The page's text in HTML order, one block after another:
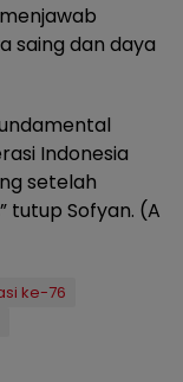
saing dan daya
Indonesia
setelah
tutup Sofyan. (A
ke-76